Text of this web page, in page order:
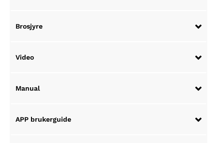
Brosjyre
Video
Manual
APP brukerguide